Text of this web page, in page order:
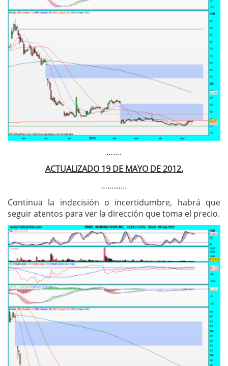
…….
ACTUALIZADO 19 DE MAYO DE 2012.
…………
Continua la indecisión o incertidumbre, habrá que
seguir atentos para ver la dirección que toma el precio.